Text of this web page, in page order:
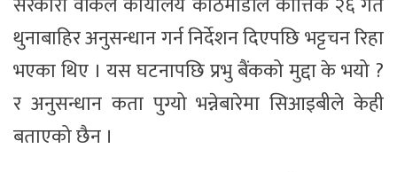
थुनाबाहिर अनुसन्धान गर्न निर्देशन दिएपछि भट्टचन रिहा
भएका थिए । यस घटनापछि प्रभु बैंकको मुद्दा के भयो ?
र अनुसन्धान कता पुग्यो भन्नेबारेमा सिआइबीले केही
बताएको छैन ।